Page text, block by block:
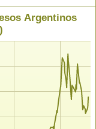
Argentinos